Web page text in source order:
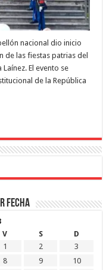
nacional dio inicio
de las fiestas patrias del
El evento se
de la República
fecha
V S
D
1
2
3
8 9
10